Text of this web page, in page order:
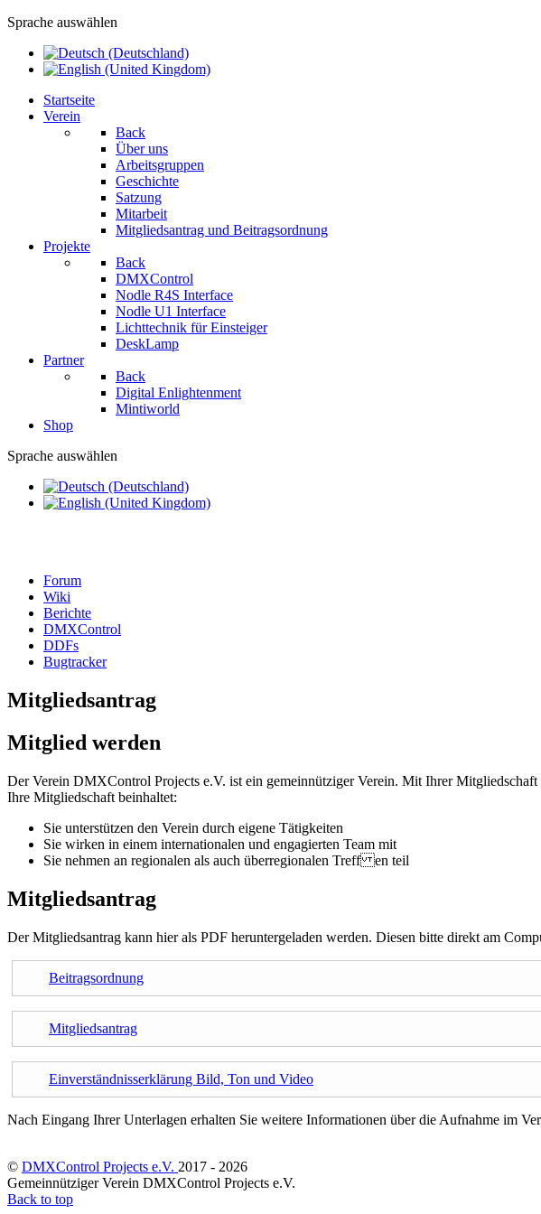
Sprache auswählen
Startseite
Verein
Back
Über uns
Arbeitsgruppen
Geschichte
Satzung
Mitarbeit
Mitgliedsantrag und Beitragsordnung
Projekte
Back
DMXControl
Nodle R4S Interface
Nodle U1 Interface
Lichttechnik für Einsteiger
DeskLamp
Partner
Back
Digital Enlightenment
Mintiworld
Shop
Sprache auswählen
Forum
Wiki
Berichte
DMXControl
DDFs
Bugtracker
Mitgliedsantrag
Mitglied werden
Der Verein DMXControl Projects e.V. ist ein gemeinnütziger Verein. Mit Ihrer
Ihre Mitgliedschaft beinhaltet:
Sie unterstützen den Verein durch eigene Tätigkeiten
Sie wirken in einem internationalen und engagierten Team mit
Sie nehmen an regionalen als auch überregionalen Treff en teil
Mitgliedsantrag
Der Mitgliedsantrag kann hier als PDF heruntergeladen werden. Diesen bitte direkt am
Beitragsordnung
Mitgliedsantrag
Einverständnisserklärung Bild, Ton und Video
Nach Eingang Ihrer Unterlagen erhalten Sie weitere Informationen über die Aufnahme im
© DMXControl Projects e.V. 2017 - 2026
Gemeinnütziger Verein DMXControl Projects e.V.
Back to top